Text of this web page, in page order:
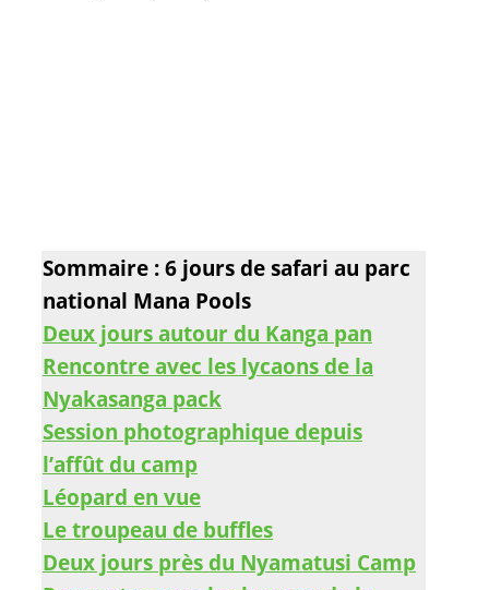
Sommaire : 6 jours de safari au parc
national Mana Pools
Deux jours autour du Kanga pan
Rencontre avec les lycaons de la
Nyakasanga pack
Session photographique depuis
l’affût du camp
Léopard en vue
Le troupeau de buffles
Deux jours près du Nyamatusi Camp